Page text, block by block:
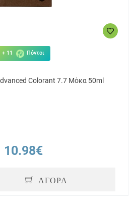
+ 11 Πόντοι
Colorant 7.7 Μόκα 50ml
10.98€
ΑΓΟΡΑ